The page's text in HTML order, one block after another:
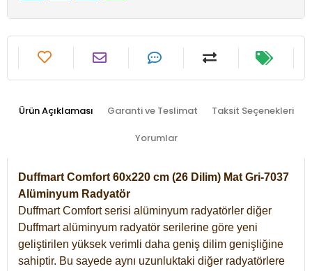
Ürün Açıklaması Garanti ve Teslimat Taksit Seçenekleri
Yorumlar
Duffmart Comfort 60x220 cm (26 Dilim) Mat Gri-7037
Alüminyum Radyatör
Duffmart Comfort serisi alüminyum radyatörler diğer
Duffmart alüminyum radyatör serilerine göre yeni
geliştirilen yüksek verimli daha geniş dilim genişliğine
sahiptir. Bu sayede aynı uzunluktaki diğer radyatörlere